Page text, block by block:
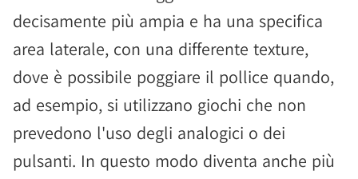
decisamente più ampia e ha una specifica
area laterale, con una differente texture,
dove è possibile poggiare il pollice quando,
ad esempio, si utilizzano giochi che non
prevedono l'uso degli analogici o dei
pulsanti. In questo modo diventa anche più